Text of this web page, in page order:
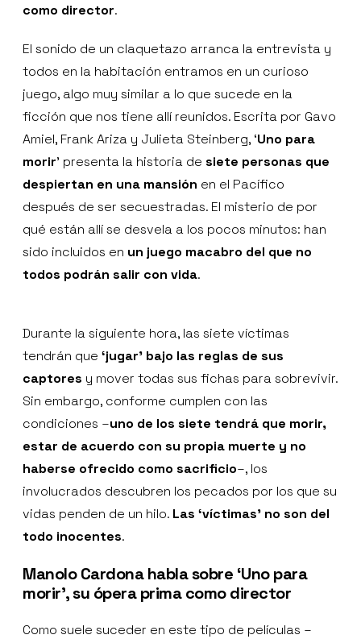
como director.
El sonido de un claquetazo arranca la entrevista y
todos en la habitación entramos en un curioso
juego, algo muy similar a lo que sucede en la
ficción que nos tiene allí reunidos. Escrita por Gavo
Amiel, Frank Ariza y Julieta Steinberg, ‘Uno para
morir’ presenta la historia de siete personas que
despiertan en una mansión en el Pacífico
después de ser secuestradas. El misterio de por
qué están allí se desvela a los pocos minutos: han
sido incluidos en un juego macabro del que no
todos podrán salir con vida.
Durante la siguiente hora, las siete víctimas
tendrán que ‘jugar’ bajo las reglas de sus
captores y mover todas sus fichas para sobrevivir.
Sin embargo, conforme cumplen con las
condiciones –uno de los siete tendrá que morir,
estar de acuerdo con su propia muerte y no
haberse ofrecido como sacrificio–, los
involucrados descubren los pecados por los que su
vidas penden de un hilo. Las ‘víctimas’ no son del
todo inocentes.
Manolo Cardona habla sobre ‘Uno para
morir’, su ópera prima como director
Como suele suceder en este tipo de películas –